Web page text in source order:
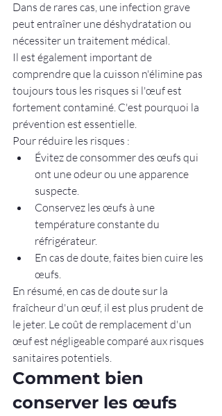
Dans de rares cas, une infection grave
peut entraîner une déshydratation ou
nécessiter un traitement médical.
Il est également important de
comprendre que la cuisson n'élimine pas
toujours tous les risques si l'œuf est
fortement contaminé. C'est pourquoi la
prévention est essentielle.
Pour réduire les risques :
Évitez de consommer des œufs qui
ont une odeur ou une apparence
suspecte.
Conservez les œufs à une
température constante du
réfrigérateur.
En cas de doute, faites bien cuire les
œufs.
En résumé, en cas de doute sur la
fraîcheur d'un œuf, il est plus prudent de
le jeter. Le coût de remplacement d'un
œuf est négligeable comparé aux risques
sanitaires potentiels.
Comment bien
conserver les œufs